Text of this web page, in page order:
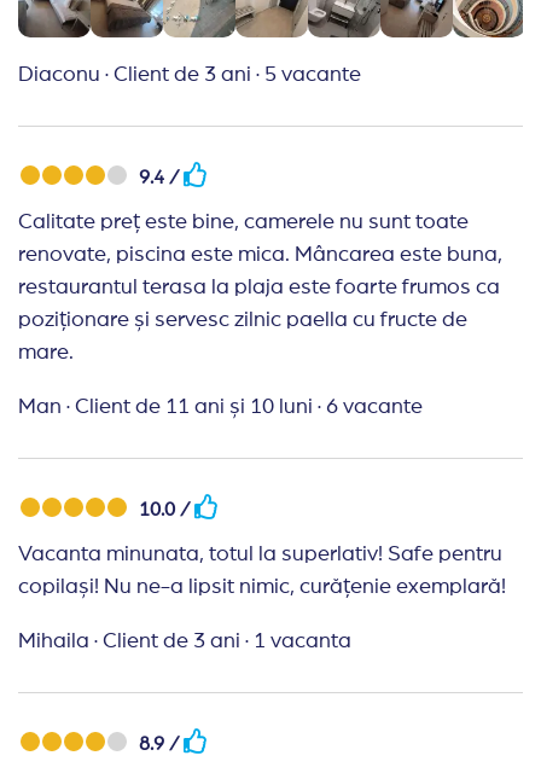
Diaconu · Client de 3 ani · 5 vacante
9.4 /
Calitate preț este bine, camerele nu sunt toate
renovate, piscina este mica. Mâncarea este buna,
restaurantul terasa la plaja este foarte frumos ca
poziționare și servesc zilnic paella cu fructe de
mare.
Man · Client de 11 ani și 10 luni · 6 vacante
10.0 /
Vacanta minunata, totul la superlativ! Safe pentru
copilași! Nu ne-a lipsit nimic, curățenie exemplară!
Mihaila · Client de 3 ani · 1 vacanta
8.9 /